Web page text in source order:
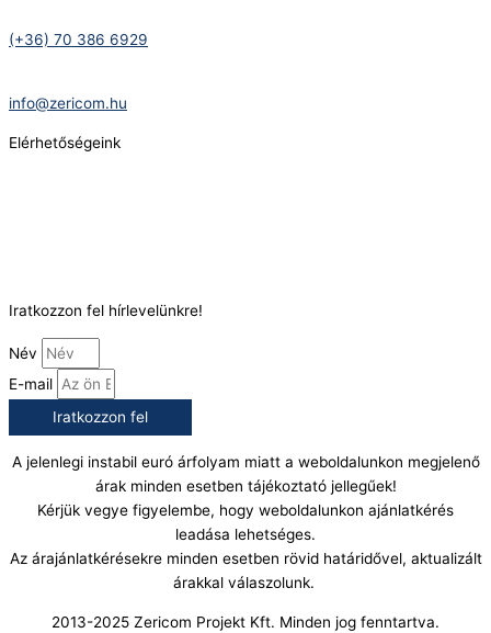
(+36) 70 386 6929
info@zericom.hu
Elérhetőségeink
Iratkozzon fel hírlevelünkre!
Név
E-mail
Iratkozzon fel
A jelenlegi instabil euró árfolyam miatt a weboldalunkon megjelenő
árak minden esetben tájékoztató jellegűek!
Kérjük vegye figyelembe, hogy weboldalunkon ajánlatkérés
leadása lehetséges.
Az árajánlatkérésekre minden esetben rövid határidővel, aktualizált
árakkal válaszolunk.
2013-2025 Zericom Projekt Kft. Minden jog fenntartva.